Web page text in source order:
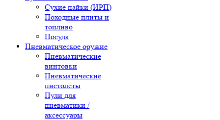
Сухие пайки (ИРП)
Походные плиты и
топливо
Посуда
Пневматическое оружие
Пневматические
винтовки
Пневматические
пистолеты
Пули для
пневматики /
аксессуары